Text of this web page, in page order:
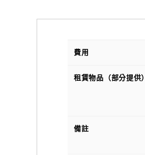
費用
租賃物品（部分提供）
備註